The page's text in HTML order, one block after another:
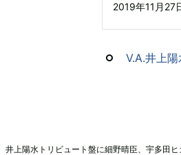
2019年11月27
V.A.井上
井上陽水トリビュート盤に細野晴臣、宇多田